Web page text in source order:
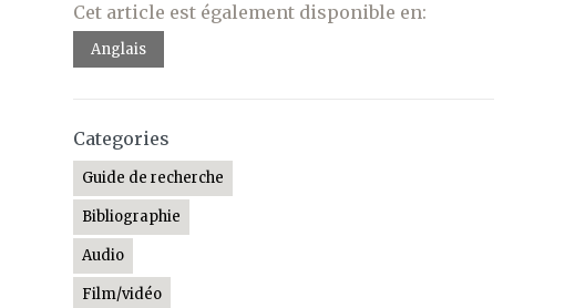
Cet article est également disponible en:
Anglais
Categories
Guide de recherche
Bibliographie
Audio
Film/vidéo